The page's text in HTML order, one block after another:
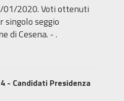
01/2020. Voti ottenuti
seggio
di Cesena. - .
- Candidati Presidenza